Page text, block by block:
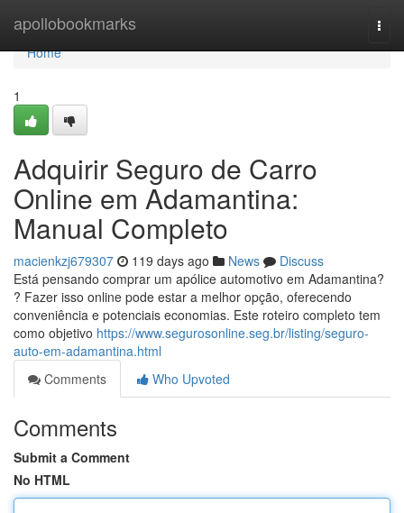
apollobookmarks
Home
Home
1
Adquirir Seguro de Carro
Online em Adamantina:
Manual Completo
macienkzj679307 119 days ago News
Discuss
Está pensando comprar um apólice automotivo em Adamantina?
? Fazer isso online pode estar a melhor opção, oferecendo
conveniência e potenciais economias. Este roteiro completo tem
como objetivo https://www.segurosonline.seg.br/listing/seguro-
auto-em-adamantina.html
Comments
Who Upvoted
Comments
Submit a Comment
No HTML